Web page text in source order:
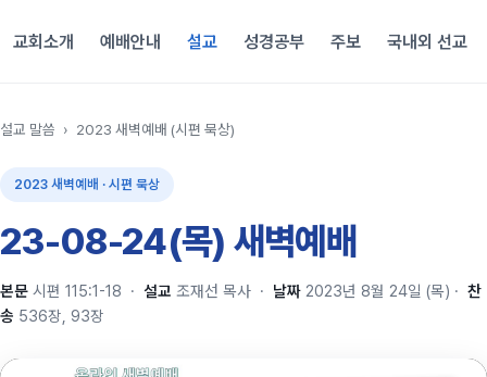
교회소개 예배안내 설교 성경공부 주보 국내외 선교
설교 말씀 › 2023 새벽예배 (시편 묵상)
2023 새벽예배 · 시편 묵상
23-08-24(목) 새벽예배
본문 시편 115:1-18 · 설교 조재선 목사 · 날짜 2023년 8월 24일 (목) · 찬
송 536장, 93장